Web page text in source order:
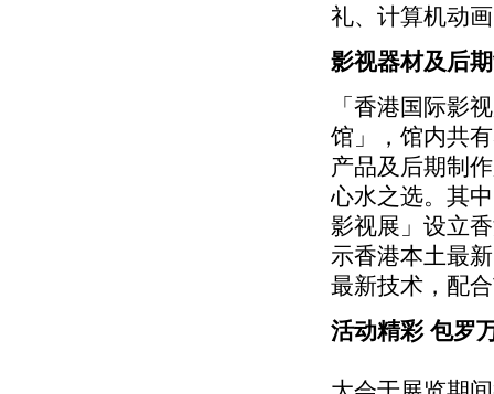
礼、计算机动
影视器材及后
「香港国际影
馆」，馆内共
产品及后期制
心水之选。其
影视展」设立
示香港本土最
最新技术，配
活动精彩 包罗